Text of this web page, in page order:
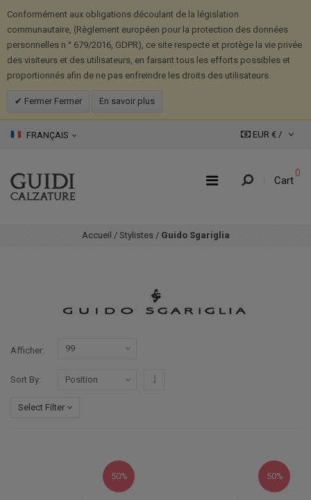
Conformément aux obligations découlant de la législation
communautaire, (Règlement européen pour la protection des données
personnelles n ° 679/2016, GDPR), ce site respecte et protège la vie privée
des visiteurs et des utilisateurs, en faisant tous les efforts possibles et
proportionnés afin de ne pas enfreindre les droits des utilisateurs.
Fermer Fermer En savoir plus
FRANÇAIS EUR € /
Cart
0
Accueil / Stylistes / Guido Sgariglia
Afficher
Sort By
Select Filter
50% 50%